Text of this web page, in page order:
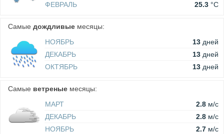
ФЕВРАЛЬ
25.3 °C
Самые дождливые месяцы:
НОЯБРЬ
13 дней
ДЕКАБРЬ
13 дней
ОКТЯБРЬ
13 дней
Самые ветреные месяцы:
МАРТ
2.8 м/c
ДЕКАБРЬ
2.8 м/c
НОЯБРЬ
2.7 м/c